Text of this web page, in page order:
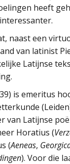
heeft
naast een
van latinist
Latijnse
is emeritus
van Latijnse
Horatius (
(Aeneas,
). Voor die